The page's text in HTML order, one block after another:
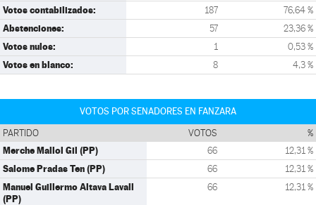
Votos contabilizados: 187 76,64 %
Abstenciones: 57 23,36 %
Votos nulos: 1 0,53 %
Votos en blanco: 8 4,3 %
VOTOS POR SENADORES EN FANZARA
PARTIDO VOTOS %
Merche Mallol Gil (PP) 66 12,31 %
Salome Pradas Ten (PP) 66 12,31 %
Manuel Guillermo Altava Lavall
(PP)
66 12,31 %